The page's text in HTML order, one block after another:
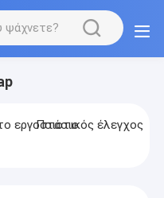
εργοστάσιο
Ποιοτικός έλεγχος